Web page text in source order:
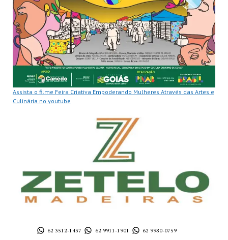
Assista o filme Feira Criativa Empoderando Mulheres Através das Artes e
Culinária no youtube
62 3512-1437 62 9911-1901 62 9980-0759